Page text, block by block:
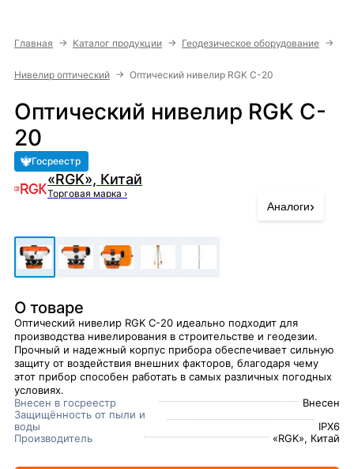
Главная → Каталог продукции → Геодезическое оборудование →
Нивелир оптический → Оптический нивелир RGK C-20
Оптический нивелир RGK C-
20
Госреестр
«RGK», Китай
Торговая марка ›
Аналоги›
О товаре
Оптический нивелир RGK C-20 идеально подходит для
производства нивелирования в строительстве и геодезии.
Прочный и надежный корпус прибора обеспечивает сильную
защиту от воздействия внешних факторов, благодаря чему
этот прибор способен работать в самых различных погодных
условиях.
Внесен в госреестр
Внесен
Защищённость от пыли и
воды
IPX6
Производитель
«RGK», Китай